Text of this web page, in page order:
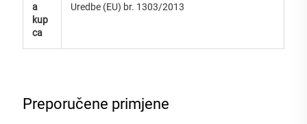
a
kup
ca
Uredbe (EU) br. 1303/2013
Preporučene primjene